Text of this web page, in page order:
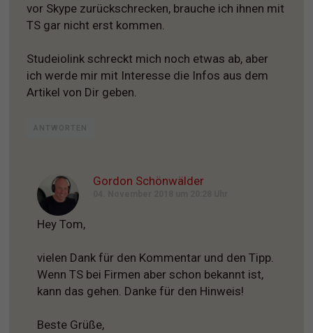
vor Skype zurückschrecken, brauche ich ihnen mit
TS gar nicht erst kommen.
Studeiolink schreckt mich noch etwas ab, aber
ich werde mir mit Interesse die Infos aus dem
Artikel von Dir geben.
ANTWORTEN
Gordon Schönwälder
Hey Tom,
vielen Dank für den Kommentar und den Tipp.
Wenn TS bei Firmen aber schon bekannt ist,
kann das gehen. Danke für den Hinweis!
Beste Grüße,